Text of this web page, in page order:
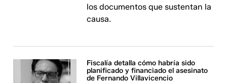
los documentos que sustentan la
causa.
Fiscalía detalla cómo habría sido
planificado y financiado el asesinato
de Fernando Villavicencio